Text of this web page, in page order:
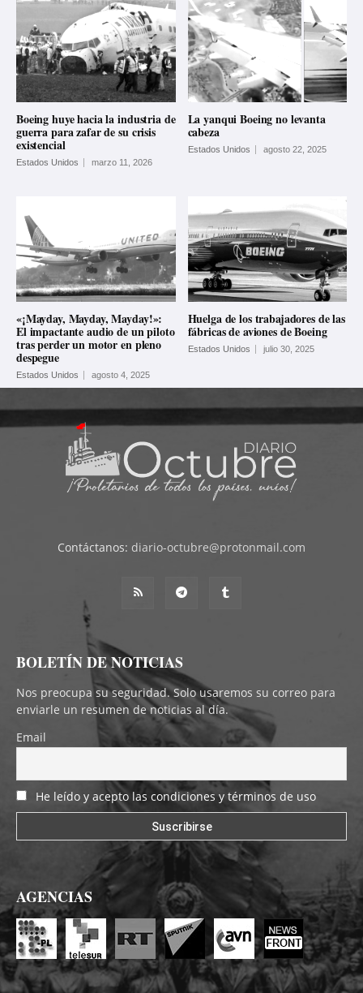
Boeing huye hacia la industria de
guerra para zafar de su crisis
existencial
Estados Unidos marzo 11, 2026
La yanqui Boeing no levanta
cabeza
Estados Unidos agosto 22, 2025
«¡Mayday, Mayday, Mayday!»:
El impactante audio de un piloto
tras perder un motor en pleno
despegue
Estados Unidos agosto 4, 2025
Huelga de los trabajadores de las
fábricas de aviones de Boeing
Estados Unidos julio 30, 2025
Contáctanos: diario-octubre@protonmail.com
BOLETÍN DE NOTICIAS
Nos preocupa su seguridad. Solo usaremos su correo para
enviarle un resumen de noticias al día.
Email
He leído y acepto las condiciones y términos de uso
AGENCIAS